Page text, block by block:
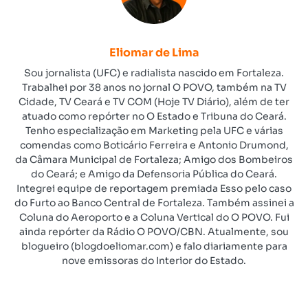
Eliomar de Lima
Sou jornalista (UFC) e radialista nascido em Fortaleza.
Trabalhei por 38 anos no jornal O POVO, também na TV
Cidade, TV Ceará e TV COM (Hoje TV Diário), além de ter
atuado como repórter no O Estado e Tribuna do Ceará.
Tenho especialização em Marketing pela UFC e várias
comendas como Boticário Ferreira e Antonio Drumond,
da Câmara Municipal de Fortaleza; Amigo dos Bombeiros
do Ceará; e Amigo da Defensoria Pública do Ceará.
Integrei equipe de reportagem premiada Esso pelo caso
do Furto ao Banco Central de Fortaleza. Também assinei a
Coluna do Aeroporto e a Coluna Vertical do O POVO. Fui
ainda repórter da Rádio O POVO/CBN. Atualmente, sou
blogueiro (blogdoeliomar.com) e falo diariamente para
nove emissoras do Interior do Estado.